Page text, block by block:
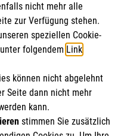
als eingetragene
nicht mehr alle
zur Verfügung stehen.
speziellen Cookie-
folgendem Link.
können nicht abgelehnt
Seite dann nicht mehr
kann.
stimmen Sie zusätzlich